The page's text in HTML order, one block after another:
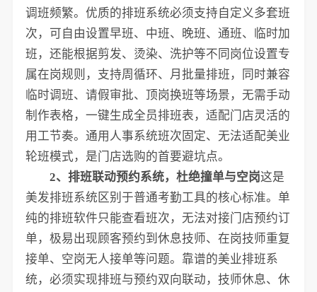
调班频繁。优质的排班系统必须支持自定义多套班
次，可自由设置早班、中班、晚班、通班、临时加
班，还能根据剪发、烫染、洗护等不同岗位设置专
属在岗规则，支持周循环、月批量排班，同时兼容
临时调班、请假审批、顶岗换班等场景，无需手动
制作表格，一键生成全员排班表，适配门店灵活的
用工节奏。通用人事系统班次固定、无法适配美业
轮班模式，是门店选购的首要避坑点。
2、排班联动预约系统，杜绝撞单与空岗这是
美发排班系统区别于普通考勤工具的核心标准。单
纯的排班软件只能查看班次，无法对接门店预约订
单，极易出现顾客预约到休息技师、在岗技师重复
接单、空岗无人接单等问题。靠谱的美业排班系
统，必须实现排班与预约双向联动，技师休息、休